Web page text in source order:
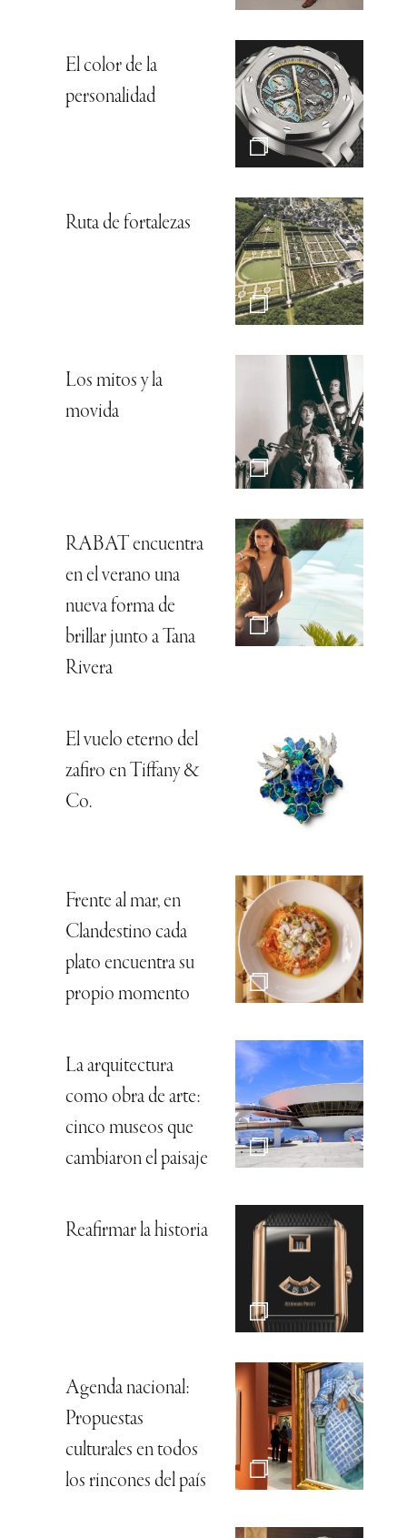
El color de la
personalidad
Ruta de fortalezas
Los mitos y la
movida
RABAT encuentra
en el verano una
nueva forma de
brillar junto a Tana
Rivera
El vuelo eterno del
zafiro en Tiffany &
Co.
Frente al mar, en
Clandestino cada
plato encuentra su
propio momento
La arquitectura
como obra de arte:
cinco museos que
cambiaron el paisaje
Reafirmar la historia
Agenda nacional:
Propuestas
culturales en todos
los rincones del país